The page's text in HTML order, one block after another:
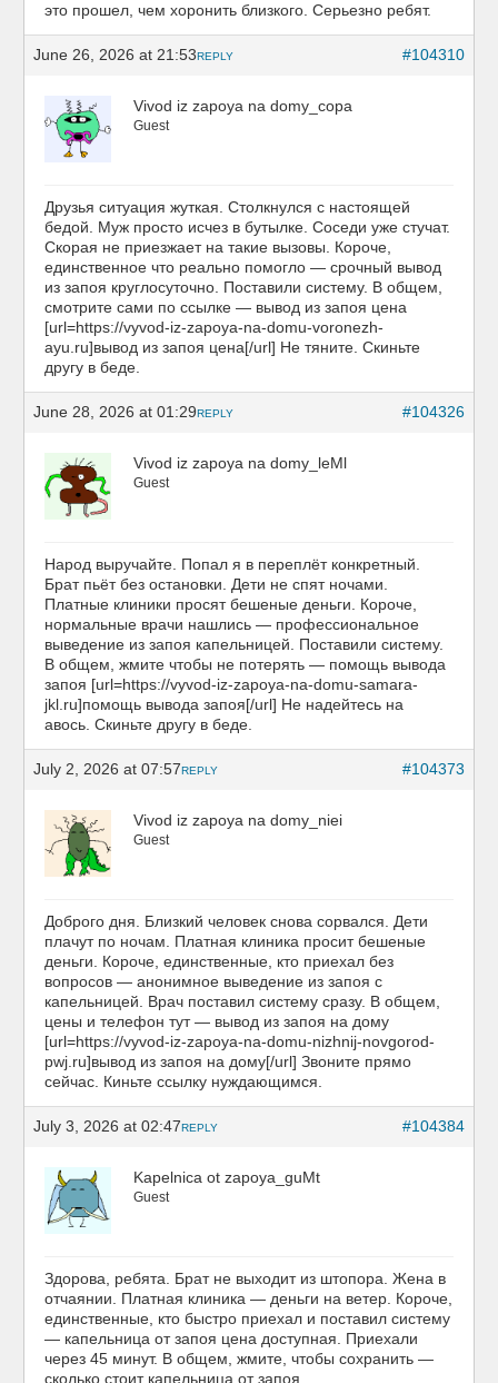
это прошел, чем хоронить близкого. Серьезно ребят.
June 26, 2026 at 21:53 #104310
REPLY
Vivod iz zapoya na domy_copa
Guest
Друзья ситуация жуткая. Столкнулся с настоящей
бедой. Муж просто исчез в бутылке. Соседи уже стучат.
Скорая не приезжает на такие вызовы. Короче,
единственное что реально помогло — срочный вывод
из запоя круглосуточно. Поставили систему. В общем,
смотрите сами по ссылке — вывод из запоя цена
[url=https://vyvod-iz-zapoya-na-domu-voronezh-
ayu.ru]вывод из запоя цена[/url] Не тяните. Скиньте
другу в беде.
June 28, 2026 at 01:29 #104326
REPLY
Vivod iz zapoya na domy_leMl
Guest
Народ выручайте. Попал я в переплёт конкретный.
Брат пьёт без остановки. Дети не спят ночами.
Платные клиники просят бешеные деньги. Короче,
нормальные врачи нашлись — профессиональное
выведение из запоя капельницей. Поставили систему.
В общем, жмите чтобы не потерять — помощь вывода
запоя [url=https://vyvod-iz-zapoya-na-domu-samara-
jkl.ru]помощь вывода запоя[/url] Не надейтесь на
авось. Скиньте другу в беде.
July 2, 2026 at 07:57 #104373
REPLY
Vivod iz zapoya na domy_niei
Guest
Доброго дня. Близкий человек снова сорвался. Дети
плачут по ночам. Платная клиника просит бешеные
деньги. Короче, единственные, кто приехал без
вопросов — анонимное выведение из запоя с
капельницей. Врач поставил систему сразу. В общем,
цены и телефон тут — вывод из запоя на дому
[url=https://vyvod-iz-zapoya-na-domu-nizhnij-novgorod-
pwj.ru]вывод из запоя на дому[/url] Звоните прямо
сейчас. Киньте ссылку нуждающимся.
July 3, 2026 at 02:47 #104384
REPLY
Kapelnica ot zapoya_guMt
Guest
Здорова, ребята. Брат не выходит из штопора. Жена в
отчаянии. Платная клиника — деньги на ветер. Короче,
единственные, кто быстро приехал и поставил систему
— капельница от запоя цена доступная. Приехали
через 45 минут. В общем, жмите, чтобы сохранить —
сколько стоит капельница от запоя